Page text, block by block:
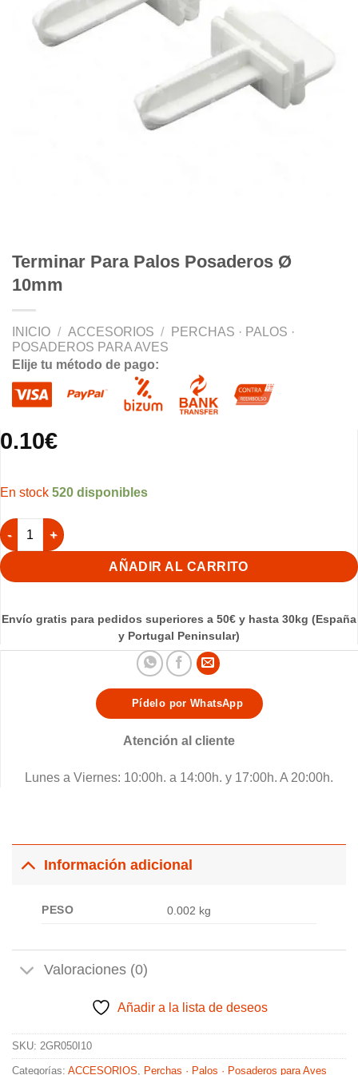
Terminar Para Palos Posaderos Ø
10mm
INICIO / ACCESORIOS /
PERCHAS · PALOS ·
POSADEROS PARA AVES
Elije tu método de pago:
0.10€
520 disponibles
Terminar Para Palos Posaderos Ø 10mm cantidad
AÑADIR AL CARRITO
Envío gratis para pedidos superiores a 50€ y hasta 30kg (España
y Portugal Peninsular)
Pídelo por WhatsApp
Atención al cliente
Lunes a Viernes: 10:00h. a 14:00h. y 17:00h. A 20:00h.
Información adicional
PESO 0.002 kg
Valoraciones (0)
Añadir a la lista de deseos
SKU: 2GR050I10
Categorías: ACCESORIOS, Perchas · Palos · Posaderos para Aves